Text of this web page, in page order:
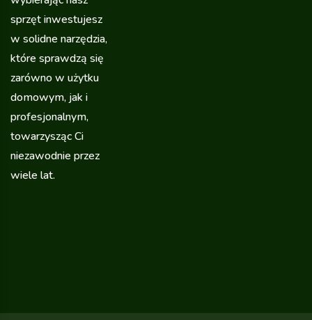
sprzęt inwestujesz
w solidne narzędzia,
które sprawdzą się
zarówno w użytku
domowym, jak i
profesjonalnym,
towarzysząc Ci
niezawodnie przez
wiele lat.